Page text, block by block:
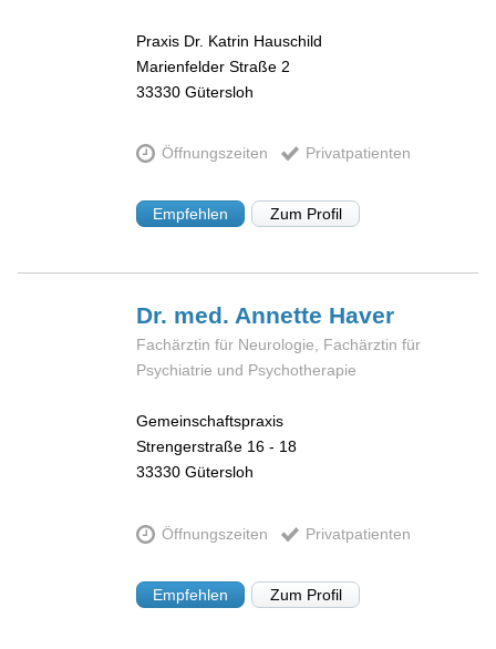
Praxis Dr. Katrin Hauschild
Marienfelder Straße 2
33330 Gütersloh
Öffnungszeiten Privatpatienten
Empfehlen Zum Profil
Dr. med. Annette Haver
Fachärztin für Neurologie, Fachärztin für
Psychiatrie und Psychotherapie
Gemeinschaftspraxis
Strengerstraße 16 - 18
33330 Gütersloh
Öffnungszeiten Privatpatienten
Empfehlen Zum Profil